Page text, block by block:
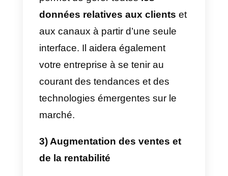
Les téléphones mobiles sont
désormais un élément essentiel
de la vie humaine et la
messagerie est le mode de
communication privilégié.
Millennials
et naviguent sur différents